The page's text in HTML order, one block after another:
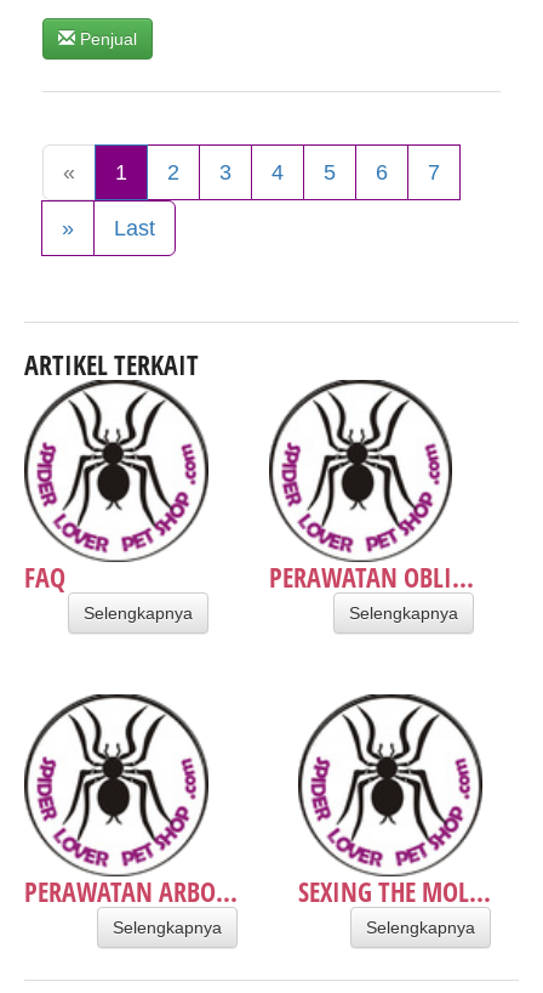
Penjual
« 1 2 3 4 5 6 7
» Last
ARTIKEL TERKAIT
FAQ
Selengkapnya
PERAWATAN OBLI...
Selengkapnya
PERAWATAN ARBO...
Selengkapnya
SEXING THE MOL...
Selengkapnya